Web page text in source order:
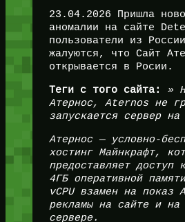
23.04.2026 Пришла
аномалии на сайте
пользователи из
жалуются, что Сайт
открывается в Росии.
Теги с того сайта:
»
Атернос, Aternos не
запускается сервер
Атернос — условно-
хостинг Майнкрафт,
предоставляет доступ
4ГБ оперативной
vCPU взамен на показ
рекламы на сайте и на
сервере.